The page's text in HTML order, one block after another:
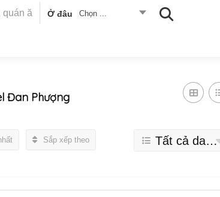
Ở đâu Chọn ...
Đan Phượng
Sắp xếp theo Tất cả danh mục